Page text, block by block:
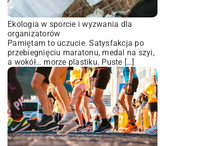
Ekologia w sporcie i wyzwania dla
organizatorów
Pamiętam to uczucie. Satysfakcja po
przebiegnięciu maratonu, medal na szyi,
a wokół… morze plastiku. Puste […]